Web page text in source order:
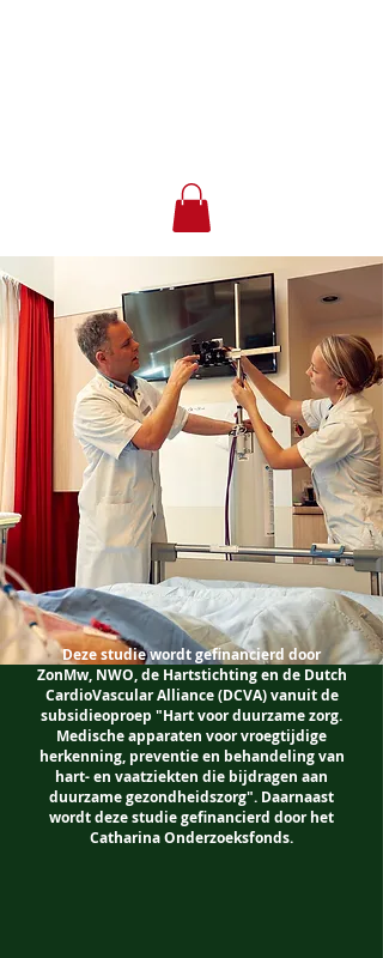
Deze studie wordt gefinancierd door
ZonMw, NWO, de Hartstichting en de Dutch
CardioVascular Alliance (DCVA) vanuit de
subsidieoproep "Hart voor duurzame zorg.
Medische apparaten voor vroegtijdige
herkenning, preventie en behandeling van
hart- en vaatziekten die bijdragen aan
duurzame gezondheidszorg". Daarnaast
wordt deze studie gefinancierd door het
Catharina Onderzoeksfonds.